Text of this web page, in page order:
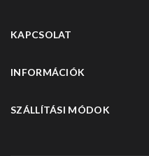
KAPCSOLAT
INFORMÁCIÓK
SZÁLLÍTÁSI MÓDOK